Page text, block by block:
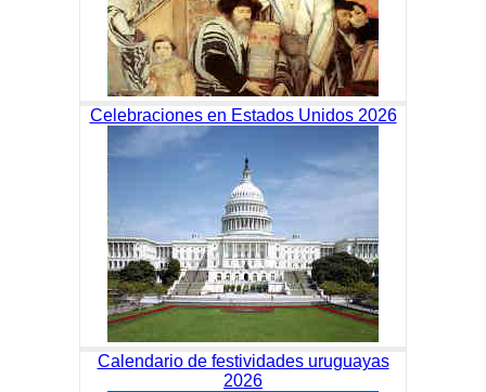
Celebraciones en Estados Unidos 2026
Calendario de festividades uruguayas
2026